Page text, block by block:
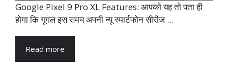
Google Pixel 9 Pro XL Features: आपको यह तो पता ही
होगा कि गूगल इस समय अपनी न्यू स्मार्टफोन सीरीज ...
Read more